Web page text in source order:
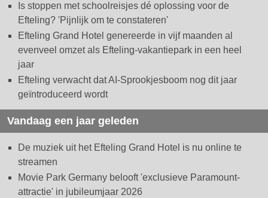
Is stoppen met schoolreisjes dé oplossing voor de
Efteling? 'Pijnlijk om te constateren'
Efteling Grand Hotel genereerde in vijf maanden al
evenveel omzet als Efteling-vakantiepark in een heel
jaar
Efteling verwacht dat AI-Sprookjesboom nog dit jaar
geïntroduceerd wordt
Vandaag een jaar geleden
De muziek uit het Efteling Grand Hotel is nu online te
streamen
Movie Park Germany belooft 'exclusieve Paramount-
attractie' in jubileumjaar 2026